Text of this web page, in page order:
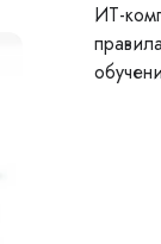
ИТ-